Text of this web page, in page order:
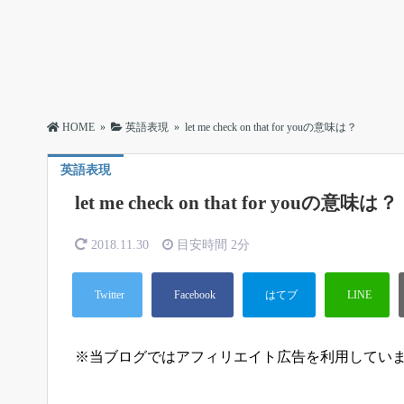
HOME » 英語表現 » let me check on that for youの意味は？
英語表現
let me check on that for youの意味は？
2018.11.30 目安時間 2分
※当ブログではアフィリエイト広告を利用してい